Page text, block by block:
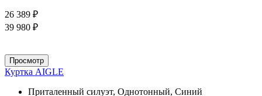
26 389 ₽
39 980 ₽
Просмотр
Куртка AIGLE
Приталенный силуэт, Однотонный, Синий